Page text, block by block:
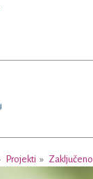
Projekti Zaključeno